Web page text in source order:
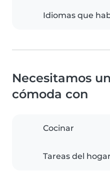
Idiomas que
Necesitamos
cómoda con
Cocinar
Tareas del hogar